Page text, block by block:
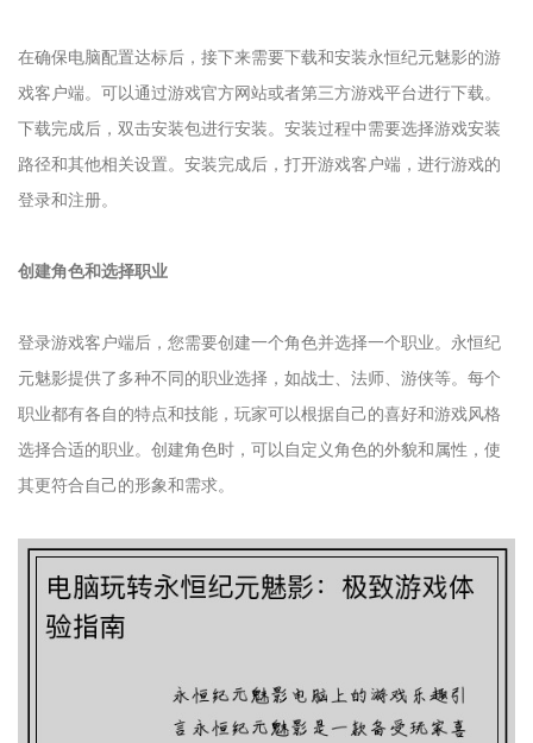
在确保电脑配置达标后，接下来需要下载和安装永恒纪元魅影的游
戏客户端。可以通过游戏官方网站或者第三方游戏平台进行下载。
下载完成后，双击安装包进行安装。安装过程中需要选择游戏安装
路径和其他相关设置。安装完成后，打开游戏客户端，进行游戏的
登录和注册。
创建角色和选择职业
登录游戏客户端后，您需要创建一个角色并选择一个职业。永恒纪
元魅影提供了多种不同的职业选择，如战士、法师、游侠等。每个
职业都有各自的特点和技能，玩家可以根据自己的喜好和游戏风格
选择合适的职业。创建角色时，可以自定义角色的外貌和属性，使
其更符合自己的形象和需求。